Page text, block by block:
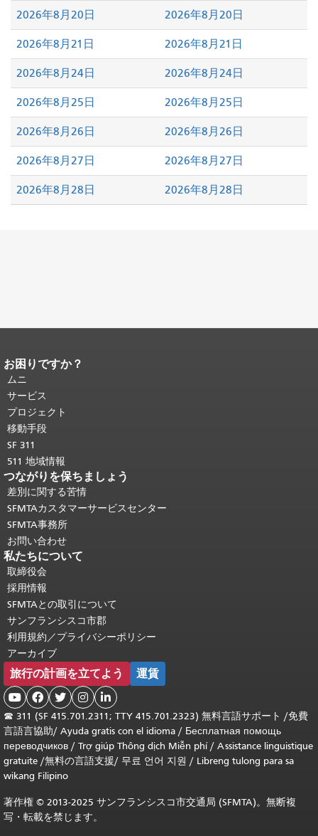
2026年8月20日 2026年8月20日
2026年8月21日 2026年8月21日
2026年8月24日 2026年8月24日
2026年8月25日 2026年8月25日
2026年8月26日 2026年8月26日
2026年8月27日 2026年8月27日
2026年8月28日 2026年8月28日
ページコンテンツの終わり。
ジの残りの部分はすべてのページで繰
り返されます。
頭に戻る。
お困りですか？
ムニ
サービス
プロジェクト
移動手段
SF 311
511 地域情報
つながりを保ちましょう
差別に関する苦情
SFMTAカスタマーサービスセンター
SFMTA事務所
お問い合わせ
私たちについて
取締役会
採用情報
SFMTAとの取引について
サンフランシスコ市郡
利用規約／プライバシーポリシー
アーカイブ
旅行の計画を立てよう 運賃
    
☎ 311 (SF 415.701.2311; TTY 415.701.2323) 無料言語サポート /免費
言語言協助/ Ayuda gratis con el idioma / Бесплатная помощь
переводчиков / Trợ giúp Thông dịch Miễn phí/ Assistance linguistique
gratuite /無料の言語支援/ 무료 언어 지원 / Libreng tulong para sa
wikang Filipino
著作権 © 2013-2025 サンフランシスコ市交通局 (SFMTA)。無断複
写・転載を禁じます。